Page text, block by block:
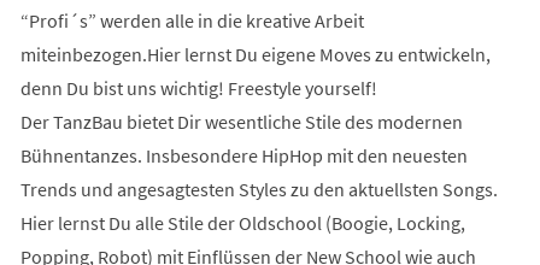
“Profi´s” werden alle in die kreative Arbeit
miteinbezogen.Hier lernst Du eigene Moves zu entwickeln,
denn Du bist uns wichtig! Freestyle yourself!
Der TanzBau bietet Dir wesentliche Stile des modernen
Bühnentanzes. Insbesondere HipHop mit den neuesten
Trends und angesagtesten Styles zu den aktuellsten Songs.
Hier lernst Du alle Stile der Oldschool (Boogie, Locking,
Popping, Robot) mit Einflüssen der New School wie auch